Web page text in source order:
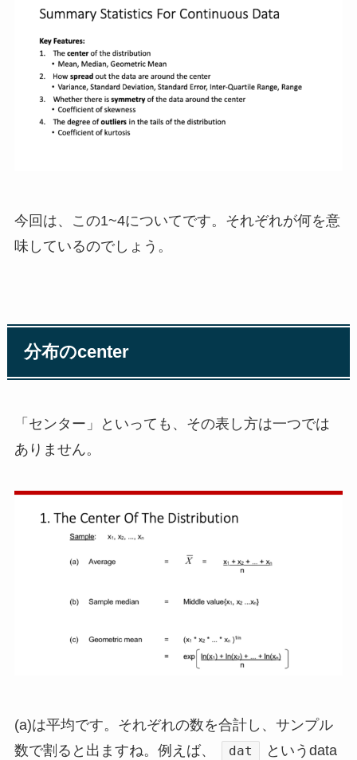
今回は、この1~4についてです。それぞれが何を意
味しているのでしょう。
分布のcenter
「センター」といっても、その表し方は一つでは
ありません。
(a)は平均です。それぞれの数を合計し、サンプル
数で割ると出ますね。例えば、
dat
というdata